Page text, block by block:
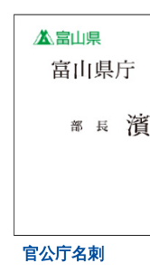
官公庁名刺